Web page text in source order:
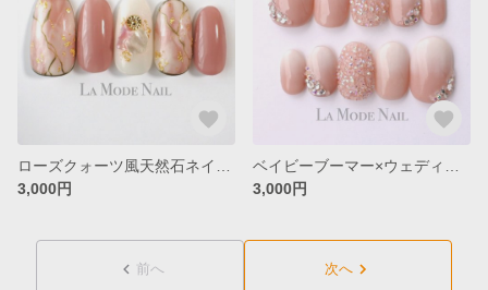
3,000円
3,000円
前へ 次へ